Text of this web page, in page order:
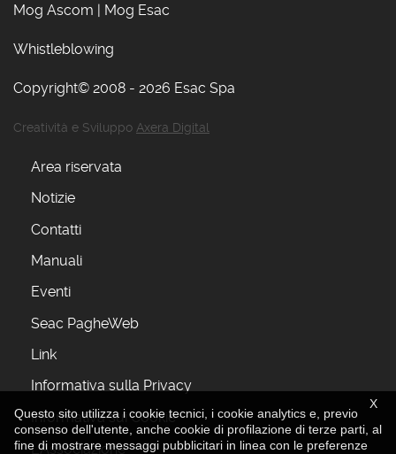
X
Questo sito utilizza i cookie tecnici, i cookie analytics e, previo
consenso dell'utente, anche cookie di profilazione di terze parti, al
fine di mostrare messaggi pubblicitari in linea con le preferenze
Mog Ascom | Mog Esac
Whistleblowing
Copyright© 2008 - 2026 Esac Spa
Creatività e Sviluppo Axera Digital
Area riservata
Notizie
Contatti
Manuali
Eventi
Seac PagheWeb
Link
Informativa sulla Privacy
Informativa sui Cookie
L'Associazione